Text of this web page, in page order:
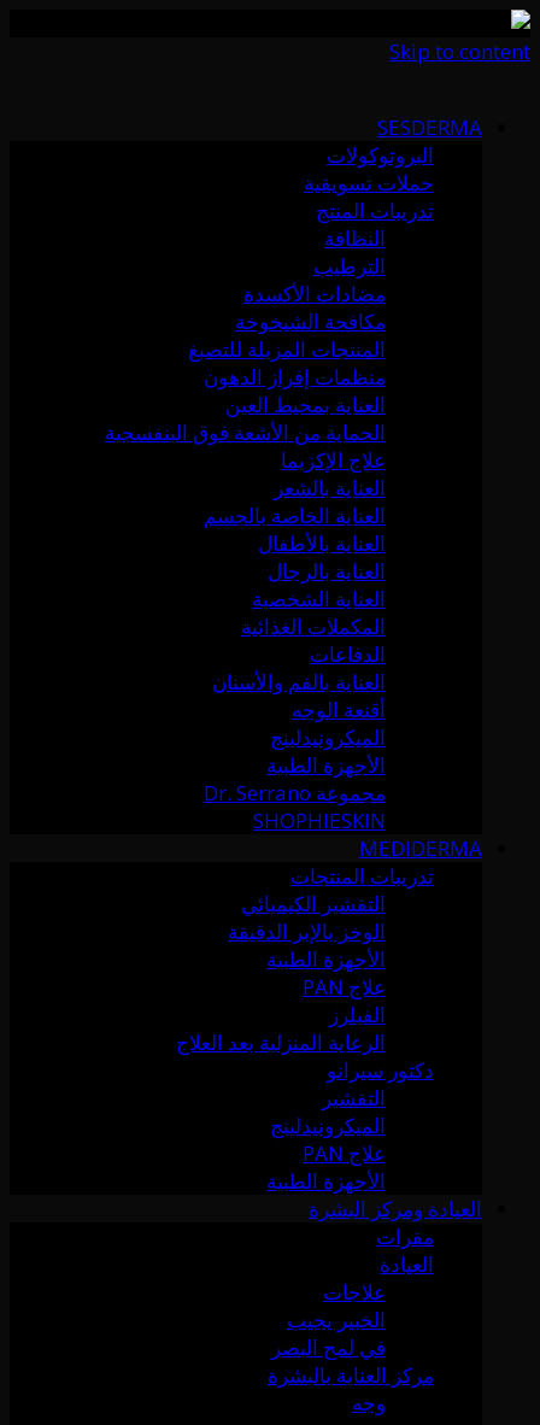
Skip to content
SESDERMA
البروتوكولات
حملات تسويقية
تدريبات المنتج
النظافة
الترطيب
مضادات الأكسدة
مكافحة الشيخوخة
المنتجات المزيلة للتصبغ
منظمات إفراز الدهون
العناية بمحيط العين
الحماية من الأشعة فوق البنفسجية
علاج الإكزيما
العناية بالشعر
العناية الخاصة بالجسم
العناية بالأطفال
العناية بالرجال
العناية الشخصية
المكملات الغذائية
الدفاعات
العناية بالفم والأسنان
أقنعة الوجه
الميكرونيدلينج
الأجهزة الطبية
مجموعة Dr. Serrano
SHOPHIESKIN
MEDIDERMA
تدريبات المنتجات
التقشير الكيميائي
الوخز بالإبر الدقيقة
الأجهزة الطبية
علاج PAN
الفيلرز
الرعاية المنزلية بعد العلاج
دكتور سيرانو
التقشير
الميكرونيدلينج
علاج PAN
الأجهزة الطبية
العيادة ومركز البشرة
مقرات
العيادة
علاجات
الخبير يجيب
في لمح البصر
مركز العناية بالبشرة
وجه